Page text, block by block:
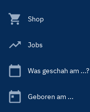
Shop
Jobs
Was geschah am ...?
Geboren am ...